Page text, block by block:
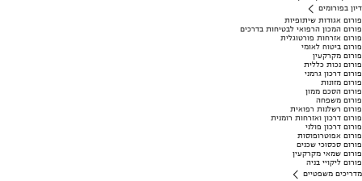
דיון בפורומים
פורום אגודות שיתופיות
פורום המכון הרפואי לבטיחות בדרכים
פורום אזרחות פורטוגלית
פורום ביטוח לאומי
פורום מקרקעין
פורום נכות כללית
פורום דרכון גרמני
פורום מזונות
פורום הסכם ממון
פורום משפחה
פורום רשלנות רפואית
פורום דרכון ואזרחות רומנית
פורום דרכון פולני
פורום אפוטרופוסות
פורום סכסוכי שכנים
פורום שמאי מקרקעין
פורום ליקויי בניה
מדריכים משפטיים